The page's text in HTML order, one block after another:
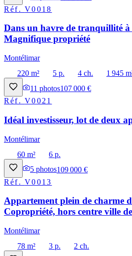
Réf.V0018
Dans un havre de tranquillité
Magnifique propriété
Montélimar
220 m²
5 p. 4 ch.
1 945
11 photos107 000 €
Réf.V0021
Idéal investisseur, lot de deux
Montélimar
60 m²
6 p.
5 photos109 000 €
Réf.V0013
Appartement plein de charme
Copropriété, hors centre ville
Montélimar
78 m²
3 p.
2 ch.